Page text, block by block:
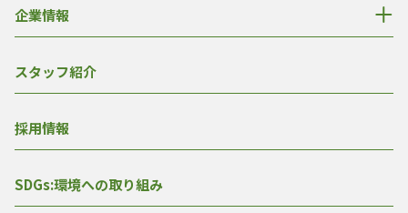
企業情報
スタッフ紹介
採用情報
SDGs:環境への取り組み